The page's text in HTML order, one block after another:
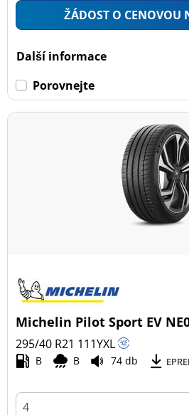
ŽÁDOST O CENOVOU
Další informace
Porovnejte
Michelin Pilot Sport EV
295/40 R21 111YXL
B B 74 db EPREL